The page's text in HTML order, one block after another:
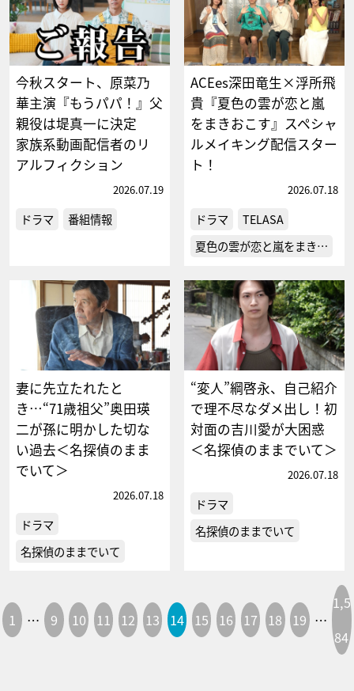
今秋スタート、原菜乃
華主演『もうパパ！』父
親役は堤真一に決定
家族系動画配信者のリ
アルフィクション
2026.07.19
ドラマ 番組情報
ACEes深田竜生×浮所飛
貴『夏色の雲が恋と嵐
をまきおこす』スペシャ
ルメイキング配信スター
ト！
2026.07.18
ドラマ
TELASA
夏色の雲が恋と嵐をまき…
妻に先立たれたと
き…“71歳祖父”奥田瑛
二が孫に明かした切な
い過去＜名探偵のまま
でいて＞
2026.07.18
ドラマ
名探偵のままでいて
“変人”綱啓永、自己紹介
で理不尽なダメ出し！初
対面の吉川愛が大困惑
＜名探偵のままでいて＞
2026.07.18
ドラマ
名探偵のままでいて
1 … 9 10 11 12 13 14 15 16 17 18 19 …
1,5
84